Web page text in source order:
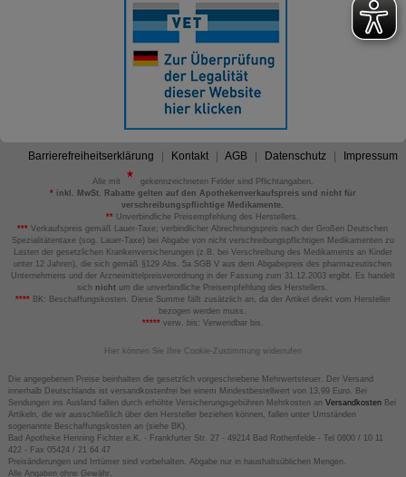
Barrierefreiheitserklärung Kontakt AGB Datenschutz Impressum
Alle mit
gekennzeichneten Felder sind Pflichtangaben.
*inkl. MwSt. Rabatte gelten auf den Apothekenverkaufspreis und nicht für
verschreibungspflichtige Medikamente.
** Unverbindliche Preisempfehlung des Herstellers.
*** Verkaufspreis gemäß Lauer-Taxe; verbindlicher Abrechnungspreis nach der Großen Deutschen
Spezialitätentaxe (sog. Lauer-Taxe) bei Abgabe von nicht verschreibungspflichtigen Medikamenten zu
Lasten der gesetzlichen Krankenversicherungen (z.B. bei Verschreibung des Medikaments an Kinder
unter 12 Jahren), die sich gemäß §129 Abs. 5a SGB V aus dem Abgabepreis des pharmazeutischen
Unternehmens und der Arzneimittelpreisverordnung in der Fassung zum 31.12.2003 ergibt. Es handelt
sich nicht um die unverbindliche Preisempfehlung des Herstellers.
****BK: Beschaffungskosten. Diese Summe fällt zusätzlich an, da der Artikel direkt vom Hersteller
bezogen werden muss.
*****verw. bis: Verwendbar bis.
Hier können Sie Ihre Cookie-Zustimmung widerrufen
Die angegebenen Preise beinhalten die gesetzlich vorgeschriebene Mehrwertsteuer. Der Versand
innerhalb Deutschlands ist versandkostenfrei bei einem Mindestbestellwert von 13,99 Euro. Bei
Sendungen ins Ausland fallen durch erhöhte Versicherungsgebühren Mehrkosten an VersandkostenBei
Artikeln, die wir ausschließlich über den Hersteller beziehen können, fallen unter Umständen
sogenannte Beschaffungskosten an (siehe BK).
Bad Apotheke Henning Fichter e.K. - Frankfurter Str. 27 - 49214 Bad Rothenfelde - Tel 0800 / 10 11
422 - Fax 05424 / 21 64 47
Preisänderungen und Irrtümer sind vorbehalten. Abgabe nur in haushaltsüblichen Mengen.
Alle Angaben ohne Gewähr.